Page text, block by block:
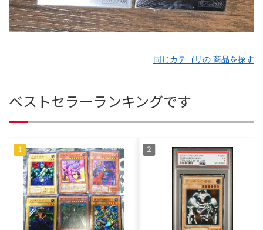
同じカテゴリの 商品を探す
ベストセラーランキングです